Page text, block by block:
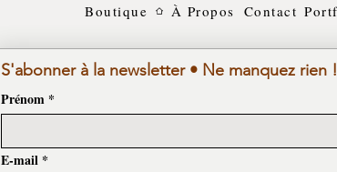
Boutique À Propos Contact
S'abonner à la newsletter • Ne manquez rien !
Prénom *
E-mail *